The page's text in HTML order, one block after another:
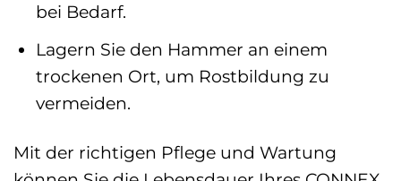
bei Bedarf.
Lagern Sie den Hammer an einem
trockenen Ort, um Rostbildung zu
vermeiden.
Mit der richtigen Pflege und Wartung